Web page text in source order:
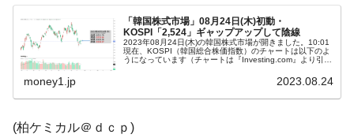
発動！
『Money1』
IT産業は人を雇用する効果は低い。全産業の
半分未満しか雇用を生まない
『Money1』
韓国「株式市場が賭博場のように変質した
のは政界の責任だ」
『Money1』
韓国「2026年1Q 資金循環統計」面白い結果
「韓国株式市場」08月24日(木)初動・
KOSPI「2,524」ギャップアップして陰線
2023年08月24日(木)の韓国株式市場が開きました。10:01
現在、KOSPI（韓国総合株価指数）のチャートは以下のよ
うになっています（チャートは『Investing.com』より引
money1.jp 2023.08.24
(柏ケミカル＠ｄｃｐ)